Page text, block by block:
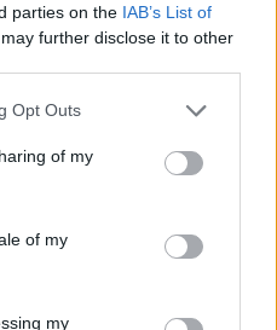
parties on the IAB’s List of
further disclose it to other
Opt Outs
of my
of my
my
casa”: il 5 agosto il primo
con libri, poesie e musica